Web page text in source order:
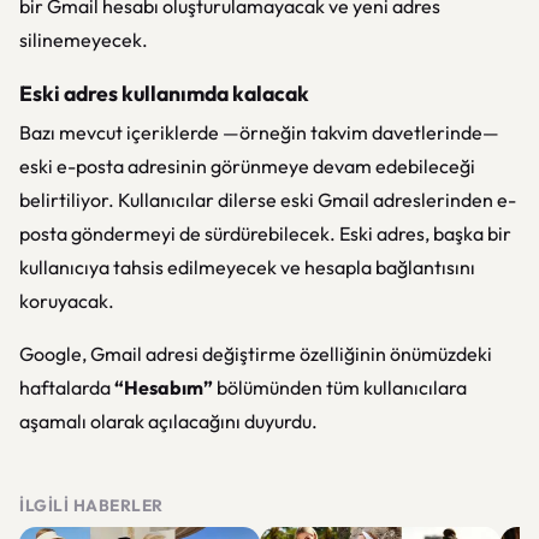
bir Gmail hesabı oluşturulamayacak ve yeni adres
silinemeyecek.
Eski adres kullanımda kalacak
Bazı mevcut içeriklerde —örneğin takvim davetlerinde—
eski e-posta adresinin görünmeye devam edebileceği
belirtiliyor. Kullanıcılar dilerse eski Gmail adreslerinden e-
posta göndermeyi de sürdürebilecek. Eski adres, başka bir
kullanıcıya tahsis edilmeyecek ve hesapla bağlantısını
koruyacak.
Google, Gmail adresi değiştirme özelliğinin önümüzdeki
haftalarda“Hesabım” bölümünden tüm kullanıcılara
aşamalı olarak açılacağını duyurdu.
İLGILI HABERLER